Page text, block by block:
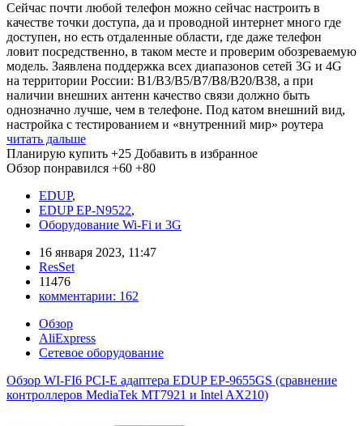
Сейчас почти любой телефон можно сейчас настроить в
качестве точки доступа, да и проводной интернет много где
доступен, но есть отдаленные области, где даже телефон
ловит посредственно, в таком месте и проверим обозреваемую
модель. Заявлена поддержка всех диапазонов сетей 3G и 4G
на территории России: B1/B3/B5/B7/B8/B20/B38, а при
наличии внешних антенн качество связи должно быть
однозначно лучше, чем в телефоне. Под катом внешний вид,
настройка с тестированием и «внутренний мир» роутера
читать дальше
Планирую купить +25 Добавить в избранное
Обзор понравился +60 +80
EDUP,
EDUP EP-N9522,
Оборудование Wi-Fi и 3G
16 января 2023, 11:47
ResSet
11476
комментарии: 162
Обзор
AliExpress
Сетевое оборудование
Обзор WI-FI6 PCI-E адаптера EDUP EP-9655GS (сравнение
контроллеров MediaTek MT7921 и Intel AX210)